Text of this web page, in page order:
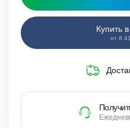
Купить
от 8